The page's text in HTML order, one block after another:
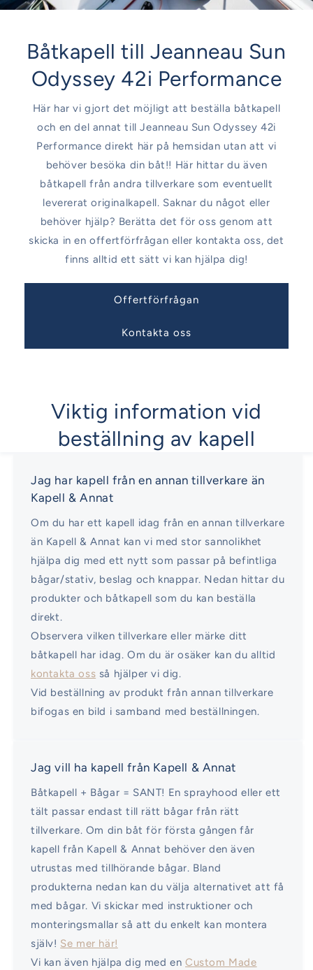
Båtkapell till Jeanneau Sun
Odyssey 42i Performance
Här har vi gjort det möjligt att beställa båtkapell
och en del annat till Jeanneau Sun Odyssey 42i
Performance direkt här på hemsidan utan att vi
behöver besöka din båt!! Här hittar du även
båtkapell från andra tillverkare som eventuellt
levererat originalkapell. Saknar du något eller
behöver hjälp? Berätta det för oss genom att
skicka in en offertförfrågan eller kontakta oss, det
finns alltid ett sätt vi kan hjälpa dig!
Offertförfrågan
Kontakta oss
Viktig information vid
beställning av kapell
Jag har kapell från en annan tillverkare än
Kapell & Annat
Om du har ett kapell idag från en annan tillverkare
än Kapell & Annat kan vi med stor sannolikhet
hjälpa dig med ett nytt som passar på befintliga
bågar/stativ, beslag och knappar. Nedan hittar du
produkter och båtkapell som du kan beställa
direkt.
Observera vilken tillverkare eller märke ditt
båtkapell har idag. Om du är osäker kan du alltid
kontakta oss så hjälper vi dig.
Vid beställning av produkt från annan tillverkare
bifogas en bild i samband med beställningen.
Jag vill ha kapell från Kapell & Annat
Båtkapell + Bågar = SANT! En sprayhood eller ett
tält passar endast till rätt bågar från rätt
tillverkare. Om din båt för första gången får
kapell från Kapell & Annat behöver den även
utrustas med tillhörande bågar. Bland
produkterna nedan kan du välja alternativet att få
med bågar. Vi skickar med instruktioner och
monteringsmallar så att du enkelt kan montera
själv! Se mer här!
Vi kan även hjälpa dig med enCustom Made